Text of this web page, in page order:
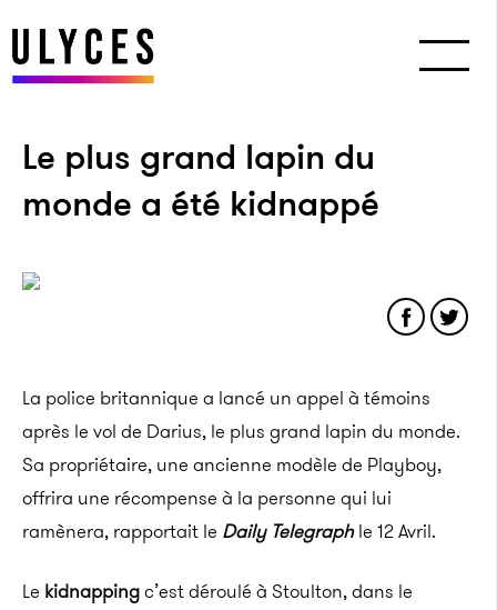
Le plus grand lapin du
monde a été kidnappé
La police britannique a lancé un appel à témoins
après le vol de Darius, le plus grand lapin du monde.
Sa propriétaire, une ancienne modèle de Playboy,
offrira une récompense à la personne qui lui
ramènera, rapportait le Daily Telegraphle 12 Avril.
Le kidnappingc’est déroulé à Stoulton, dans le